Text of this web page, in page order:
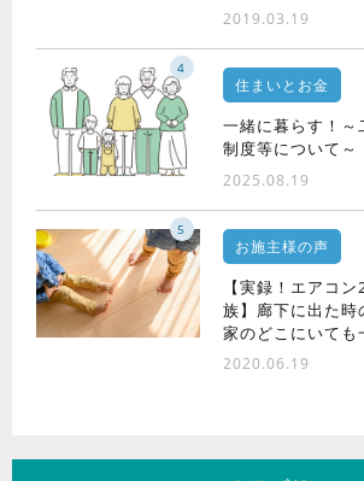
2019.03.19
4
住まいとお金
一緒に暮らす！～
制度等について～
2025.08.19
5
お施主様の声
【実録！エアコ
族】廊下に出た時
家のどこにいても
2020.06.19